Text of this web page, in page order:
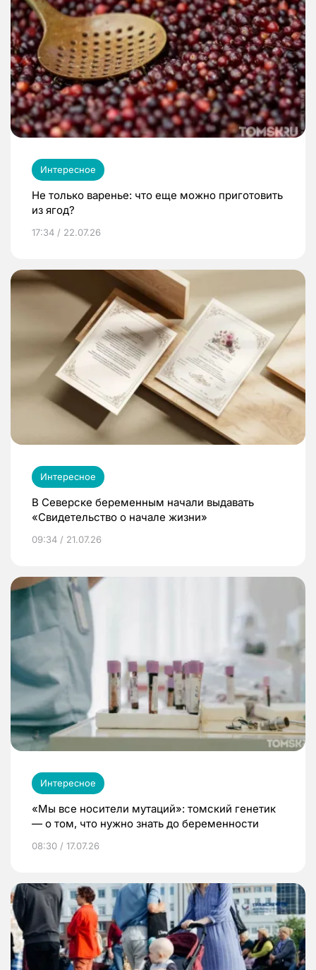
Интересное
Не только варенье: что еще можно приготовить
из ягод?
17:34 / 22.07.26
Интересное
В Северске беременным начали выдавать
«Свидетельство о начале жизни»
09:34 / 21.07.26
Интересное
«Мы все носители мутаций»: томский генетик
— о том, что нужно знать до беременности
08:30 / 17.07.26